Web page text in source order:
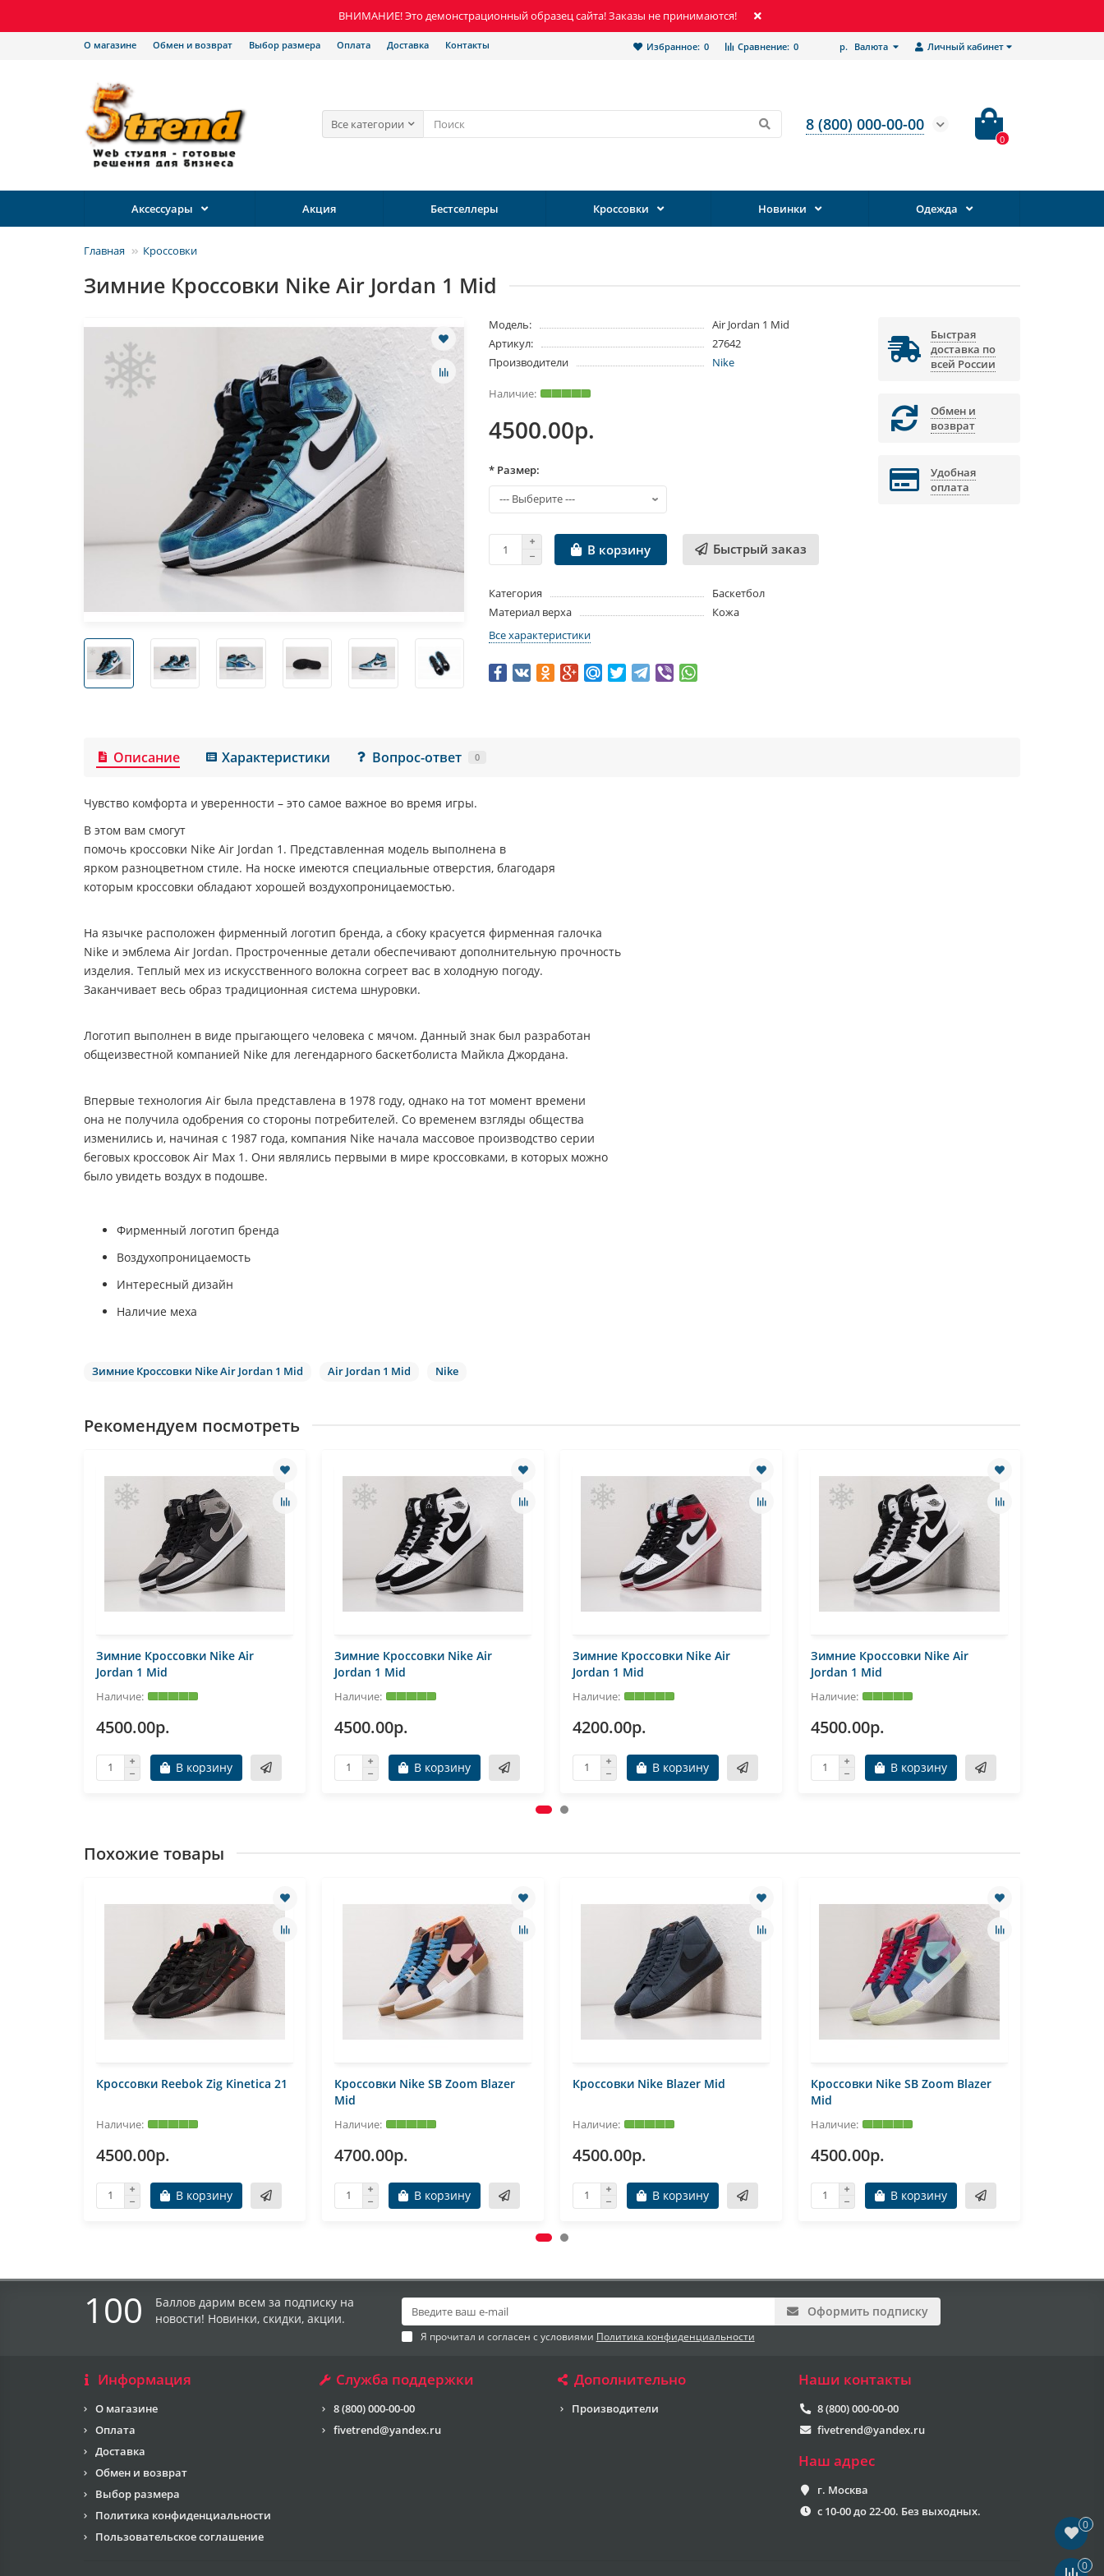
ВНИМАНИЕ! Это демонстрационный образец сайта! Заказы не принимаются!
Личный кабинет
р. Валюта
Сравнение: 0
Избранное: 0
О магазине Обмен и возврат Выбор размера Оплата Доставка Контакты
Все категории 8 (800) 000-00-00
0
Аксессуары Акция Бестселлеры Кроссовки Новинки Одежда
Главная Кроссовки
Зимние Кроссовки Nike Air Jordan 1 Mid
Модель:
Air Jordan 1 Mid
Артикул:
27642
Производители
Nike
4500.00р.
* Размер:
В корзину Быстрый заказ
Категория
Баскетбол
Материал верха
Кожа
Все характеристики
Быстрая
доставка по
всей России
Обмен и
возврат
Удобная
оплата
Описание Характеристики Вопрос-ответ 0
Чувство комфорта и уверенности – это самое важное во время игры.
В этом вам смогут
помочь кроссовки Nike Air Jordan 1. Представленная модель выполнена в
ярком разноцветном стиле. На носке имеются специальные отверстия, благодаря
которым кроссовки обладают хорошей воздухопроницаемостью.
На язычке расположен фирменный логотип бренда, а сбоку красуется фирменная галочка
Nike и эмблема Air Jordan. Простроченные детали обеспечивают дополнительную прочность
изделия. Теплый мех из искусственного волокна согреет вас в холодную погоду.
Заканчивает весь образ традиционная система шнуровки.
Логотип выполнен в виде прыгающего человека с мячом. Данный знак был разработан
общеизвестной компанией Nike для легендарного баскетболиста Майкла Джордана.
Впервые технология Air была представлена в 1978 году, однако на тот момент времени
она не получила одобрения со стороны потребителей. Со временем взгляды общества
изменились и, начиная с 1987 года, компания Nike начала массовое производство серии
беговых кроссовок Air Max 1. Они являлись первыми в мире кроссовками, в которых можно
было увидеть воздух в подошве.
Фирменный логотип бренда
Воздухопроницаемость
Интересный дизайн
Наличие меха
Зимние Кроссовки Nike Air Jordan 1 Mid Air Jordan 1 Mid Nike
Рекомендуем посмотреть
Зимние Кроссовки Nike Air
Jordan 1 Mid
4500.00р.
В корзину
Зимние Кроссовки Nike Air
Jordan 1 Mid
4500.00р.
В корзину
Зимние Кроссовки Nike Air
Jordan 1 Mid
4200.00р.
В корзину
Зимние Кроссовки Nike Air
Jordan 1 Mid
4500.00р.
В корзину
Похожие товары
Кроссовки Reebok Zig Kinetica 21
4500.00р.
В корзину
Кроссовки Nike SB Zoom Blazer
Mid
4700.00р.
В корзину
Кроссовки Nike Blazer Mid
4500.00р.
В корзину
Кроссовки Nike SB Zoom Blazer
Mid
4500.00р.
В корзину
100
Баллов дарим всем за подписку на
новости! Новинки, скидки, акции.
Оформить подписку
Я прочитал и согласен с условиями Политика конфиденциальности
Информация
О магазине
Оплата
Доставка
Обмен и возврат
Выбор размера
Политика конфиденциальности
Пользовательское соглашение
Служба поддержки
8 (800) 000-00-00
fivetrend@yandex.ru
Дополнительно
Производители
Наши контакты
8 (800) 000-00-00
fivetrend@yandex.ru
Наш адрес
г. Москва
с 10-00 до 22-00. Без выходных.
0
0